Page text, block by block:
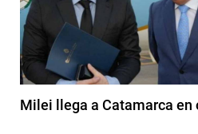
Milei llega a Catamarca en